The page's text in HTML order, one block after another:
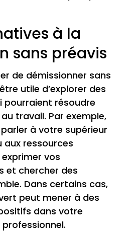
à la
sans préavis
de démissionner sans
utile d’explorer des
pourraient résoudre
travail. Par exemple,
parler à votre supérieur
aux ressources
vos
et chercher des
Dans certains cas,
peut mener à des
dans votre